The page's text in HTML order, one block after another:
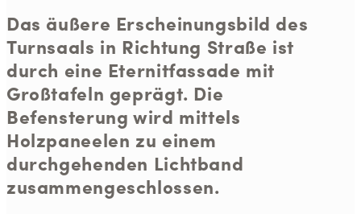
Das äußere Erscheinungsbild des
Turnsaals in Richtung Straße ist
durch eine Eternitfassade mit
Großtafeln geprägt. Die
Befensterung wird mittels
Holzpaneelen zu einem
durchgehenden Lichtband
zusammengeschlossen.